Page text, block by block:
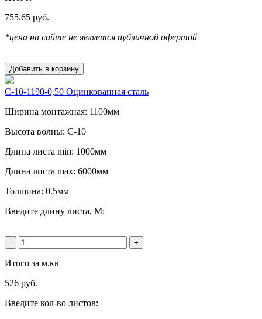
755.65 руб.
*цена на сайте не является публичной офертой
Добавить в корзину
С-10-1190-0,50 Оцинкованная сталь
Ширина монтажная: 1100мм
Высота волны: C-10
Длина листа min: 1000мм
Длина листа max: 6000мм
Толщина: 0.5мм
Введите длину листа, М:
- +
Итого за м.кв
526 руб.
Введите кол-во листов: